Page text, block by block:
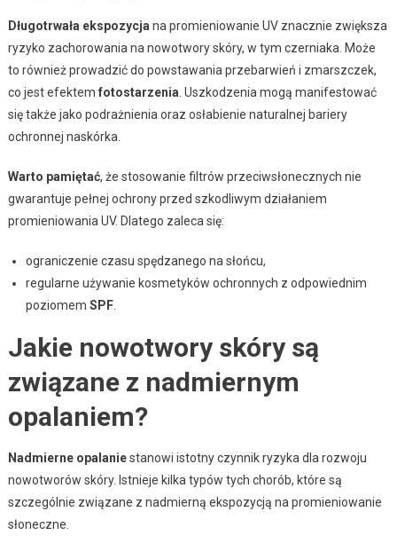
Długotrwała ekspozycja na promieniowanie UV znacznie zwiększa
ryzyko zachorowania na nowotwory skóry, w tym czerniaka. Może
to również prowadzić do powstawania przebarwień i zmarszczek,
co jest efektem fotostarzenia . Uszkodzenia mogą manifestować
się także jako podrażnienia oraz osłabienie naturalnej bariery
ochronnej naskórka.
Warto pamiętać, że stosowanie filtrów przeciwsłonecznych nie
gwarantuje pełnej ochrony przed szkodliwym działaniem
promieniowania UV. Dlatego zaleca się:
ograniczenie czasu spędzanego na słońcu,
regularne używanie kosmetyków ochronnych z odpowiednim
poziomem SPF.
Jakie nowotwory skóry są
związane z nadmiernym
opalaniem?
Nadmierne opalaniestanowi istotny czynnik ryzyka dla rozwoju
nowotworów skóry. Istnieje kilka typów tych chorób, które są
szczególnie związane z nadmierną ekspozycją na promieniowanie
słoneczne.